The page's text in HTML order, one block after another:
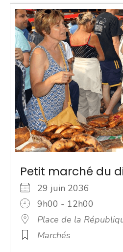
Petit marché du
29 juin 2036
9h00 - 12h00
Place de la
Marchés